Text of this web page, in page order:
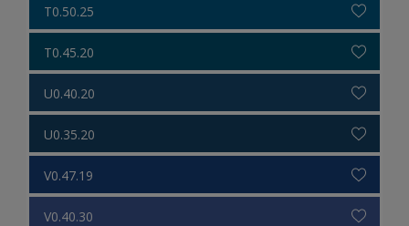
T0.50.25
T0.45.20
U0.40.20
U0.35.20
V0.47.19
V0.40.30